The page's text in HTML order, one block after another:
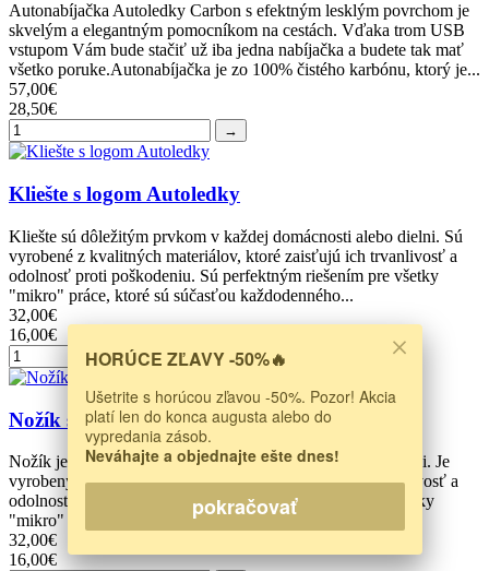
Autonabíjačka Autoledky Carbon s efektným lesklým povrchom je
skvelým a elegantným pomocníkom na cestách. Vďaka trom USB
vstupom Vám bude stačiť už iba jedna nabíjačka a budete tak mať
všetko poruke.Autonabíjačka je zo 100% čistého karbónu, ktorý je...
57,00€
28,50€
→
Kliešte s logom Autoledky
Kliešte sú dôležitým prvkom v každej domácnosti alebo dielni. Sú
vyrobené z kvalitných materiálov, ktoré zaisťujú ich trvanlivosť a
odolnosť proti poškodeniu. Sú perfektným riešením pre všetky
"mikro" práce, ktoré sú súčasťou každodenného...
32,00€
16,00€
→
Nožík s logom Autoledky
Nožík je dôležitým prvkom v každej domácnosti alebo dielni. Je
vyrobený z kvalitných materiálov, ktoré zaisťujú ich trvanlivosť a
odolnosť proti poškodeniu. Je perfektným riešením pre všetky
"mikro" práce, ktoré sú súčasťou každodenného...
32,00€
16,00€
HORÚCE ZĽAVY -50%🔥
Ušetrite s horúcou zľavou -50%. Pozor! Akcia
platí len do konca augusta alebo do
vypredania zásob.
Neváhajte a objednajte ešte dnes!
pokračovať